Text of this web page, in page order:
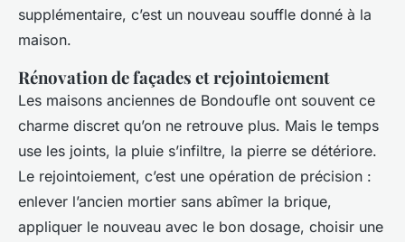
supplémentaire, c’est un nouveau souffle donné à la
maison.
Rénovation de façades et rejointoiement
Les maisons anciennes de Bondoufle ont souvent ce
charme discret qu’on ne retrouve plus. Mais le temps
use les joints, la pluie s’infiltre, la pierre se détériore.
Le rejointoiement, c’est une opération de précision :
enlever l’ancien mortier sans abîmer la brique,
appliquer le nouveau avec le bon dosage, choisir une